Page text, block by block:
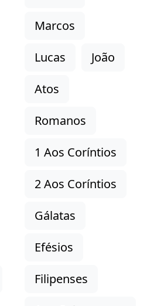
Marcos
Lucas
João
Atos
Romanos
1 Aos Coríntios
2 Aos Coríntios
Gálatas
Efésios
Filipenses